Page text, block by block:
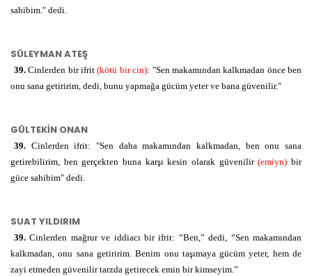
sahibim." dedi.
SÜLEYMAN ATEŞ
39.Cinlerden bir ifrit(kötü bir cin): "Sen makamından kalkmadan önce ben
onu sana getiririm, dedi, bunu yapmağa gücüm yeter ve bana güvenilir."
GÜLTEKİN ONAN
39. Cinlerden ifrit: "Sen daha makamından kalkmadan, ben onu sana
getirebilirim, ben gerçekten buna karşı kesin olarak güvenilir(emiyn) bir
güce sahibim" dedi.
SUAT YILDIRIM
39.Cinlerden mağrur ve iddiacı bir ifrit: “Ben,” dedi, “Sen makamından
kalkmadan, onu sana getiririm. Benim onu taşımaya gücüm yeter, hem de
zayi etmeden güvenilir tarzda getirecek emin bir kimseyim.”